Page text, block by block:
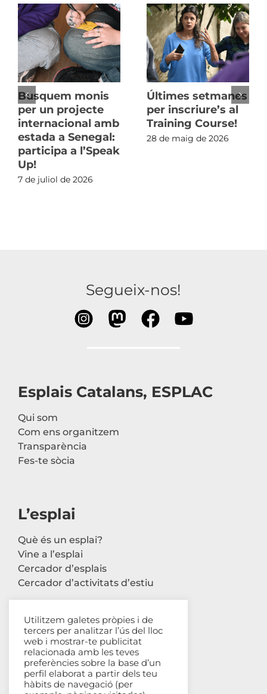
Busquem monis
per un projecte
internacional amb
estada a Senegal:
participa a l’Speak
Up!
7 de juliol de 2026
Últimes setmanes
per inscriure’s al
Training Course!
28 de maig de 2026
Segueix-nos!
Esplais Catalans, ESPLAC
Qui som
Com ens organitzem
Transparència
Fes-te sòcia
L’esplai
Què és un esplai?
Vine a l’esplai
Cercador d’esplais
Cercador d’activitats d’estiu
Contacte
Carrer Avinyó, 44 2n
08002 Barcelona
93 302 61 03
Utilitzem galetes pròpies i de
tercers per analitzar l’ús del lloc
web i mostrar-te publicitat
relacionada amb les teves
preferències sobre la base d’un
perfil elaborat a partir dels teu
hàbits de navegació (per